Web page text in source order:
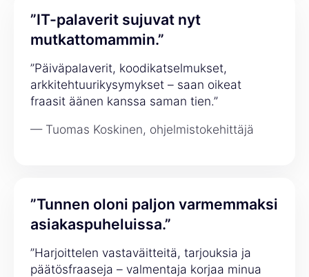
”IT-palaverit sujuvat nyt
mutkattomammin.”
”Päiväpalaverit, koodikatselmukset,
arkkitehtuurikysymykset – saan oikeat
fraasit äänen kanssa saman tien.”
— Tuomas Koskinen, ohjelmistokehittäjä
”Tunnen oloni paljon varmemmaksi
asiakaspuheluissa.”
”Harjoittelen vastaväitteitä, tarjouksia ja
päätösfraaseja – valmentaja korjaa minua